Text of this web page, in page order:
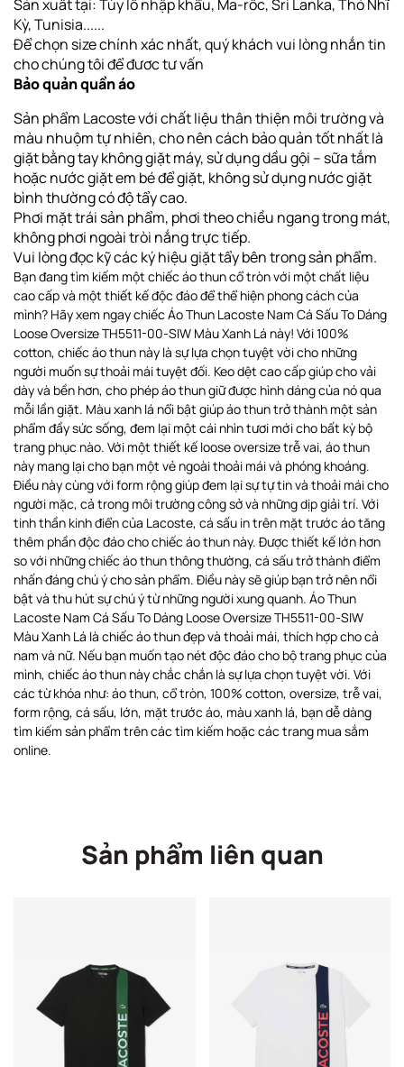
Sản xuất tại: Tùy lô nhập khẩu, Ma-rốc, Sri Lanka, Thỏ Nhĩ
Kỳ, Tunisia......
Để chọn size chính xác nhất, quý khách vui lòng nhắn tin
cho chúng tôi để đươc tư vấn
Bảo quản quần áo
Sản phẩm Lacoste với chất liệu thân thiện môi trường và
màu nhuộm tự nhiên, cho nên cách bảo quản tốt nhất là
giặt bằng tay không giặt máy, sử dụng dầu gội – sữa tắm
hoặc nước giặt em bé để giặt, không sử dụng nước giặt
bình thường có độ tẩy cao.
Phơi mặt trái sản phẩm, phơi theo chiều ngangtrong mát,
không phơi ngoài tròi nắng trực tiếp.
Vui lòng đọc kỹ các ký hiệu giặt tẩy bên trong sản phẩm.
Bạn đang tìm kiếm một chiếc áo thun cổ tròn với một chất liệu
cao cấp và một thiết kế độc đáo để thể hiện phong cách của
mình? Hãy xem ngay chiếc Áo Thun Lacoste Nam Cá Sấu To Dáng
Loose Oversize TH5511-00-SIW Màu Xanh Lá này! Với 100%
cotton, chiếc áo thun này là sự lựa chọn tuyệt vời cho những
người muốn sự thoải mái tuyệt đối. Keo dệt cao cấp giúp cho vải
dày và bền hơn, cho phép áo thun giữ được hình dáng của nó qua
mỗi lần giặt. Màu xanh lá nổi bật giúp áo thun trở thành một sản
phẩm đầy sức sống, đem lại một cái nhìn tươi mới cho bất kỳ bộ
trang phục nào. Với một thiết kế loose oversize trễ vai, áo thun
này mang lại cho bạn một vẻ ngoài thoải mái và phóng khoáng.
Điều này cùng với form rộng giúp đem lại sự tự tin và thoải mái cho
người mặc, cả trong môi trường công sở và những dịp giải trí. Với
tinh thần kinh điển của Lacoste, cá sấu in trên mặt trước áo tăng
thêm phần độc đáo cho chiếc áo thun này. Được thiết kế lớn hơn
so với những chiếc áo thun thông thường, cá sấu trở thành điểm
nhấn đáng chú ý cho sản phẩm. Điều này sẽ giúp bạn trở nên nổi
bật và thu hút sự chú ý từ những người xung quanh. Áo Thun
Lacoste Nam Cá Sấu To Dáng Loose Oversize TH5511-00-SIW
Màu Xanh Lá là chiếc áo thun đẹp và thoải mái, thích hợp cho cả
nam và nữ. Nếu bạn muốn tạo nét độc đáo cho bộ trang phục của
mình, chiếc áo thun này chắc chắn là sự lựa chọn tuyệt vời. Với
các từ khóa như: áo thun, cổ tròn, 100% cotton, oversize, trễ vai,
form rộng, cá sấu, lớn, mặt trước áo, màu xanh lá, bạn dễ dàng
tìm kiếm sản phẩm trên các tìm kiếm hoặc các trang mua sắm
online.
Sản phẩm liên quan